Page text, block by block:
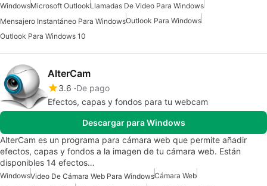
WindowsMicrosoft OutlookLlamadas De Video Para Windows
Mensajero Instantáneo Para WindowsOutlook Para Windows
Outlook Para Windows 10
AlterCam
3.6 De pago
Efectos, capas y fondos para tu webcam
Descargar para Windows
AlterCam es un programa para cámara web que permite añadir
efectos, capas y fondos a la imagen de tu cámara web. Están
disponibles 14 efectos…
WindowsVideo De Cámara Web Para WindowsCámara Web